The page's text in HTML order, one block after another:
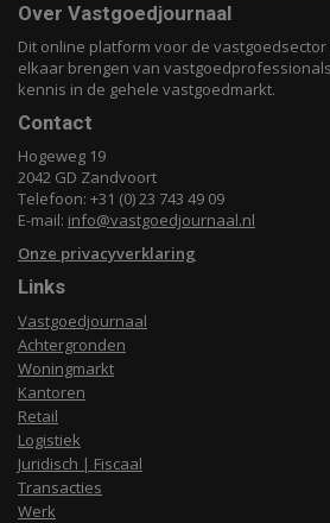
Over Vastgoedjournaal
Dit online platform voor de
elkaar brengen van
kennis in de gehele vastgoedmarkt.
Contact
Hogeweg 19
2042 GD Zandvoort
Telefoon: +31 (0) 23 743 49 09
E-mail: info@vastgoedjournaal.nl
Onze privacyverklaring
Links
Vastgoedjournaal
Achtergronden
Woningmarkt
Kantoren
Retail
Logistiek
Juridisch | Fiscaal
Transacties
Werk